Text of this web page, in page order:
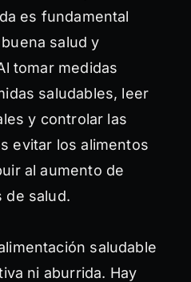
es fundamental
salud y
tomar medidas
saludables, leer
y controlar las
evitar los alimentos
al aumento de
de salud.
saludable
ni aburrida. Hay